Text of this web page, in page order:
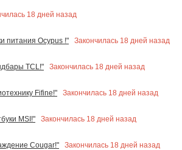
18 дней назад
питания Ocypus !"
Закончилась 18 дней назад
TCL!"
Закончилась 18 дней назад
Fifine!"
Закончилась 18 дней назад
MSI!"
Закончилась 18 дней назад
Cougar!"
Закончилась 18 дней назад